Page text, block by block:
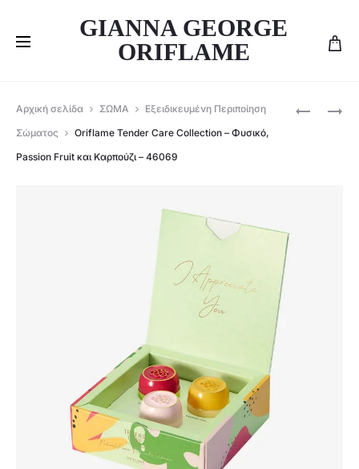
GIANNA GEORGE
ORIFLAME
ORIFLAME
ORIFLAME
Αρχική σελίδα ΣΩΜΑ
Εξειδικευμένη Περιποίηση
Σώματος
Oriflame Tender Care Collection – Φυσικό,
Passion Fruit και Καρπούζι – 46069